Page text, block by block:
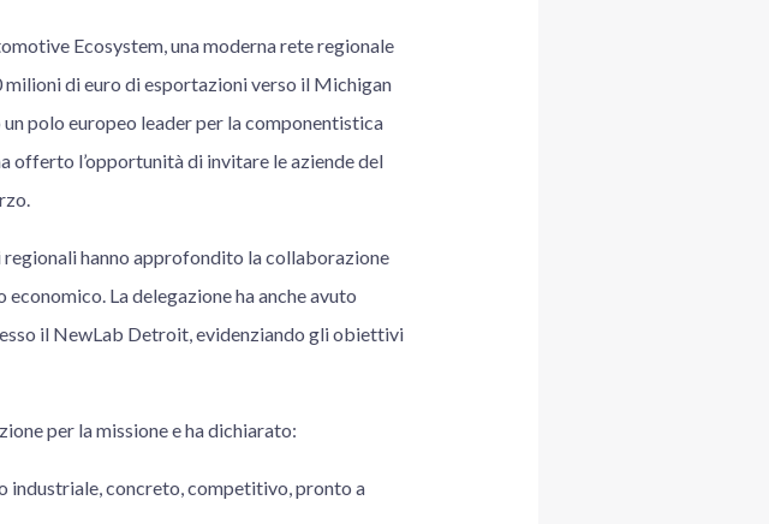
Ecosystem, una moderna rete regionale
di euro di esportazioni verso il Michigan
polo europeo leader per la componentistica
offerto l’opportunità di invitare le aziende del
hanno approfondito la collaborazione
La delegazione ha anche avuto
il NewLab Detroit, evidenziando gli obiettivi
per la missione e ha dichiarato:
industriale, concreto, competitivo, pronto a